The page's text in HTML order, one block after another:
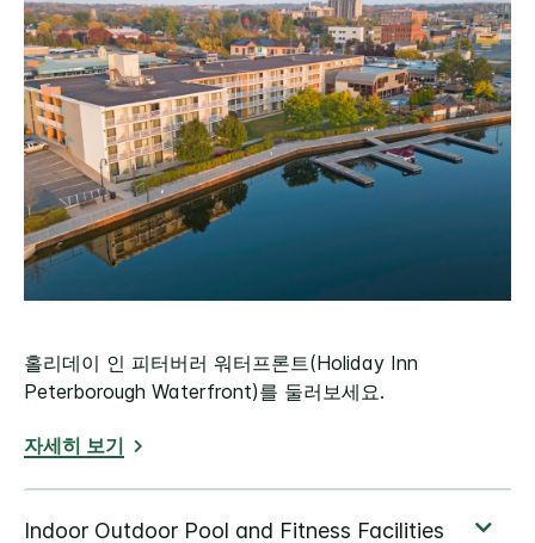
홀리데이 인 피터버러 워터프론트(Holiday Inn
Peterborough Waterfront)를 둘러보세요.
자세히 보기